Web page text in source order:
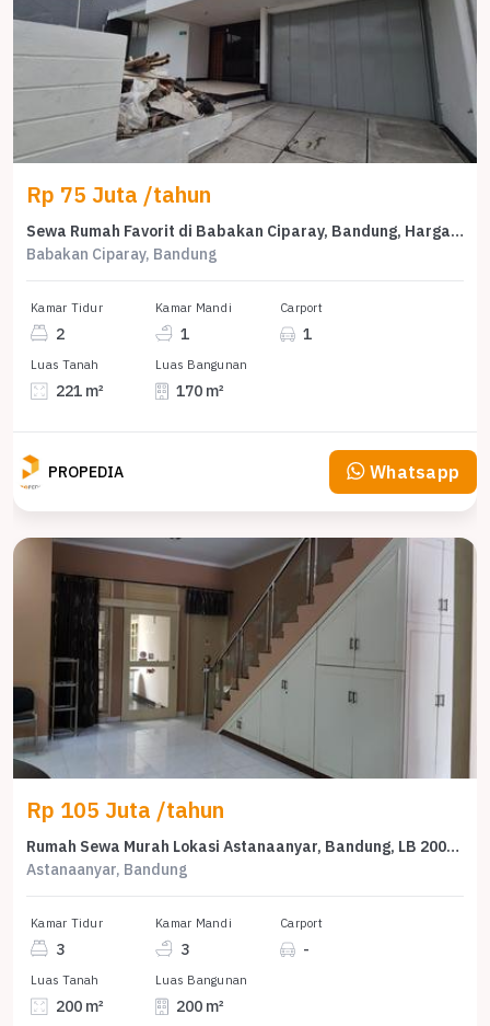
Rp 75 Juta /tahun
Sewa Rumah Favorit di Babakan Ciparay, Bandung, Harga Terjangkau
Babakan Ciparay, Bandung
Kamar Tidur
2
Kamar Mandi
1
Carport
1
Luas Tanah
221 m²
Luas Bangunan
170 m²
PROPEDIA Whatsapp
Rp 105 Juta /tahun
Rumah Sewa Murah Lokasi Astanaanyar, Bandung, LB 200m²
Astanaanyar, Bandung
Kamar Tidur
3
Kamar Mandi
3
Carport
-
Luas Tanah
200 m²
Luas Bangunan
200 m²